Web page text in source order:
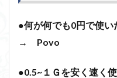
●何が何でも0円で使い
→ Povo
●0.5~１Ｇを安く速く